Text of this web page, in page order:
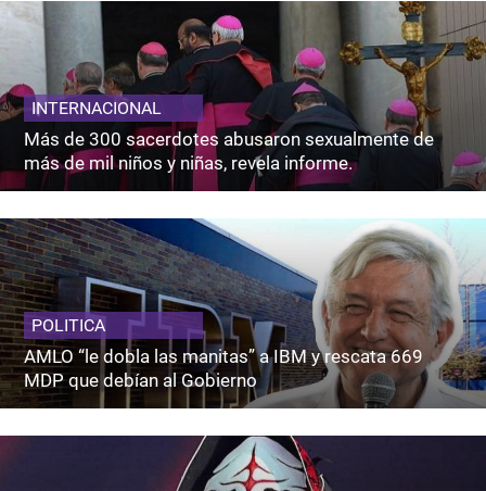
INTERNACIONAL
Más de 300 sacerdotes abusaron sexualmente de
más de mil niños y niñas, revela informe.
POLITICA
AMLO “le dobla las manitas” a IBM y rescata 669
MDP que debían al Gobierno